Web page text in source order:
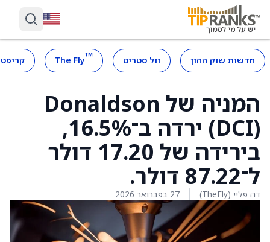
חדשות שוק ההון וול סטריט ™
The Fly
המניה של Donaldson
‏(DCI) ירדה ב־16.5%,
בירידה של 17.20 דולר
ל־87.22 דולר.
דה פליי (TheFly) 27 בפברואר 2026